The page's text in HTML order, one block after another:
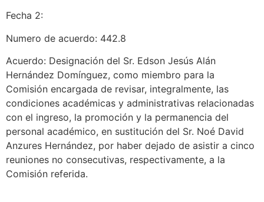
Fecha 2:
Numero de acuerdo: 442.8
Acuerdo: Designación del Sr. Edson Jesús Alán
Hernández Domínguez, como miembro para la
Comisión encargada de revisar, integralmente, las
condiciones académicas y administrativas relacionadas
con el ingreso, la promoción y la permanencia del
personal académico, en sustitución del Sr. Noé David
Anzures Hernández, por haber dejado de asistir a cinco
reuniones no consecutivas, respectivamente, a la
Comisión referida.